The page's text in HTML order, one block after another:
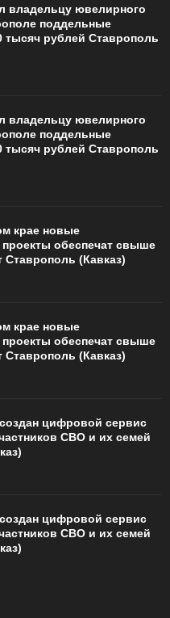
владельцу ювелирного
поддельные
тысяч рублей Ставрополь
владельцу ювелирного
поддельные
тысяч рублей Ставрополь
крае новые
обеспечат свыше
Ставрополь (Кавказ)
крае новые
обеспечат свыше
Ставрополь (Кавказ)
цифровой сервис
СВО и их семей
цифровой сервис
СВО и их семей